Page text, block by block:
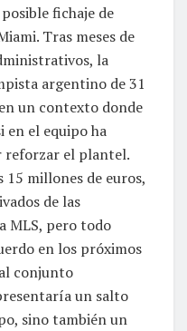
fichaje de
Tras meses de
la
argentino de 31
un contexto donde
en el equipo ha
reforzar el plantel.
15 millones de euros,
de las
MLS, pero todo
en los próximos
conjunto
un salto
sino también un